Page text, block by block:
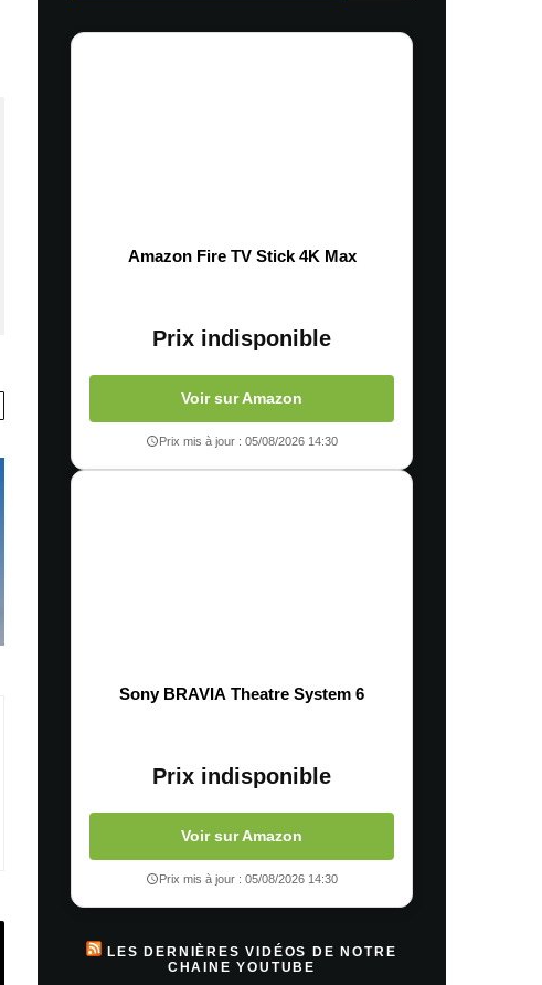
Amazon Fire TV Stick 4K Max
Prix indisponible
Voir sur Amazon
Prix mis à jour : 05/08/2026 14:30
Sony BRAVIA Theatre System 6
Prix indisponible
Voir sur Amazon
Prix mis à jour : 05/08/2026 14:30
LES DERNIÈRES VIDÉOS DE NOTRE
CHAINE YOUTUBE